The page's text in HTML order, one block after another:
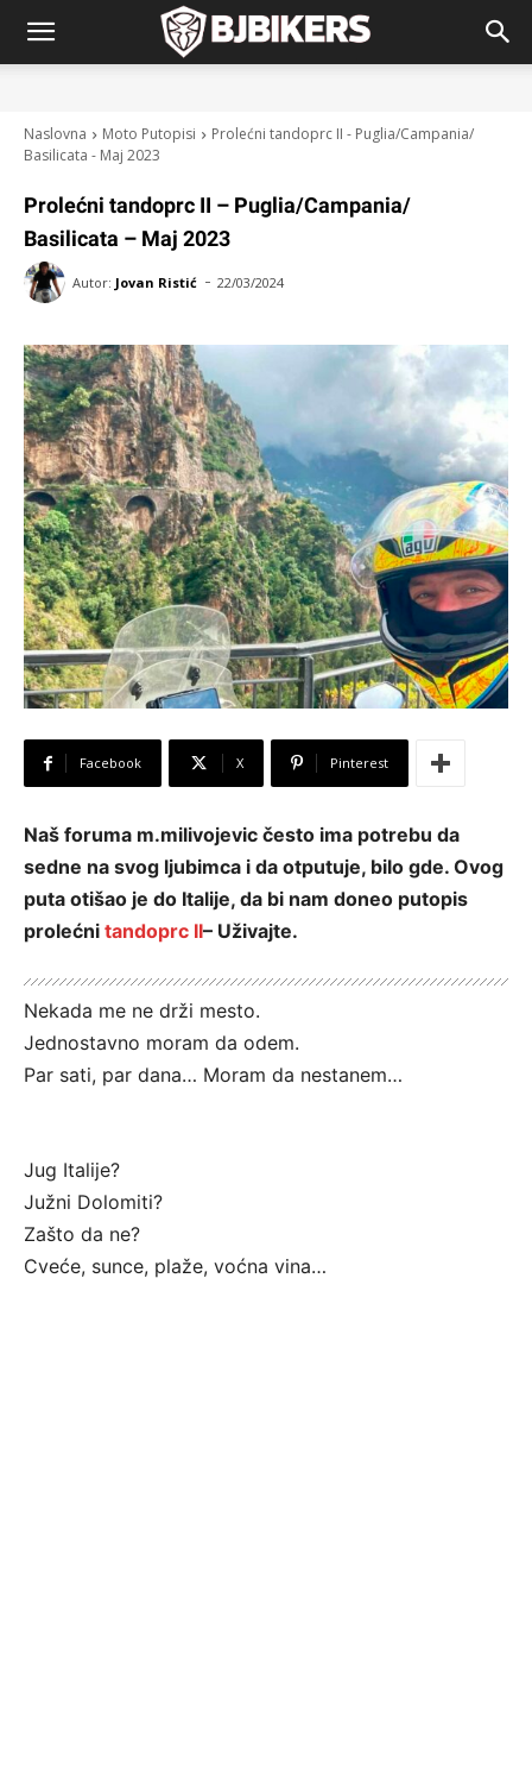
Naslovna Moto Putopisi
Prolećni tandoprc II - Puglia/Campania/
Basilicata - Maj 2023
Prolećni tandoprc II – Puglia/Campania/
Basilicata – Maj 2023
Autor: Jovan Ristić - 22/03/2024
Facebook X Pinterest
Naš foruma m.milivojevic često ima potrebu da
sedne na svog ljubimca i da otputuje, bilo gde. Ovog
puta otišao je do Italije, da bi nam doneo putopis
prolećni tandoprc II– Uživajte.
Nekada me ne drži mesto.
Jednostavno moram da odem.
Par sati, par dana… Moram da nestanem…
Jug Italije?
Južni Dolomiti?
Zašto da ne?
Cveće, sunce, plaže, voćna vina…